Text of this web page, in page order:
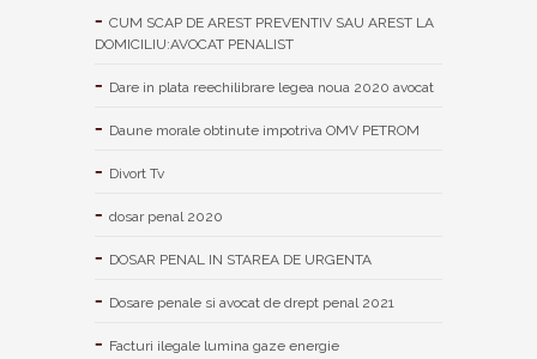
CUM SCAP DE AREST PREVENTIV SAU AREST LA
DOMICILIU:AVOCAT PENALIST
Dare in plata reechilibrare legea noua 2020 avocat
Daune morale obtinute impotriva OMV PETROM
Divort Tv
dosar penal 2020
DOSAR PENAL IN STAREA DE URGENTA
Dosare penale si avocat de drept penal 2021
Facturi ilegale lumina gaze energie